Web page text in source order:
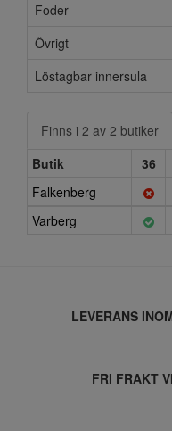
Foder
Övrigt
Löstagbar innersula
Finns i 2 av 2 butiker
Butik
36
Falkenberg
Varberg
LEVERANS
FRI FRAKT